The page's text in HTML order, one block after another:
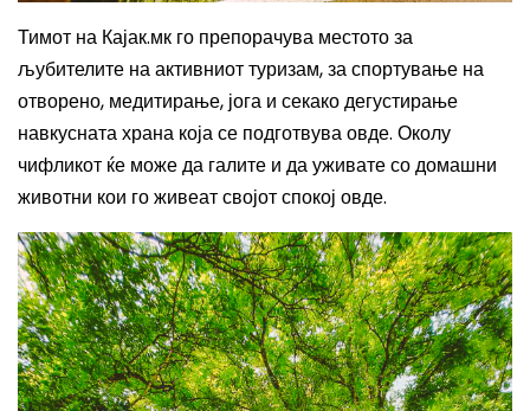
Тимот на Кајак.мк го препорачува местото за
љубителите на активниот туризам, за спортување на
отворено, медитирање, јога и секако дегустирање
навкусната храна која се подготвува овде. Околу
чифликот ќе може да галите и да уживате со домашни
животни кои го живеат својот спокој овде.